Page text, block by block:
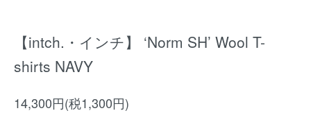
【intch.・インチ】 ‘Norm SH’ Wool T-
shirts NAVY
14,300円(税1,300円)